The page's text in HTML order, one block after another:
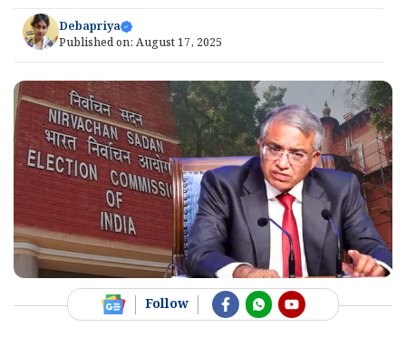
Debapriya
Published on: August 17, 2025
Follow